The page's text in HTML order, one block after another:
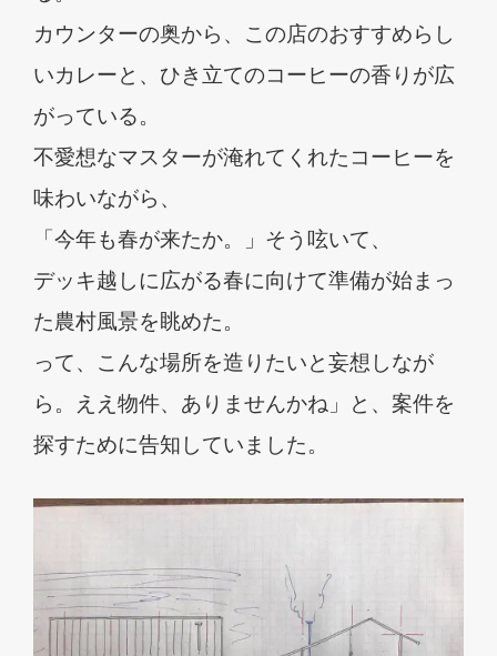
カウンターの奥から、この店のおすすめらし
いカレーと、ひき立てのコーヒーの香りが広
がっている。
不愛想なマスターが淹れてくれたコーヒーを
味わいながら、
「今年も春が来たか。」そう呟いて、
デッキ越しに広がる春に向けて準備が始まっ
た農村風景を眺めた。
って、こんな場所を造りたいと妄想しなが
ら。
ええ物件、ありませんかね」
と、案件を
探すために告知していました。